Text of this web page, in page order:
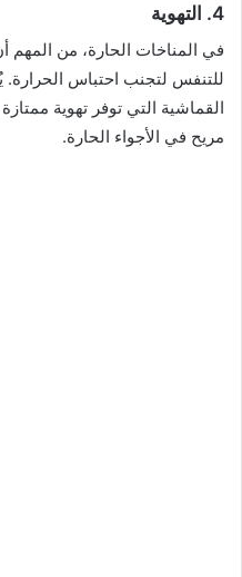
4. التهوية
في المناخات الحارة، من المهم
للتنفس لتجنب احتباس الحرارة.
القماشية التي توفر تهوية
مريح في الأجواء الحارة.